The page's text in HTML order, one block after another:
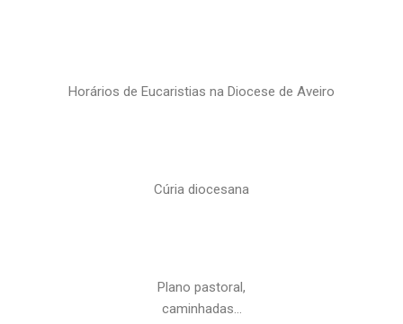
Horários de Eucaristias na Diocese de Aveiro
Cúria diocesana
Plano pastoral,
caminhadas…